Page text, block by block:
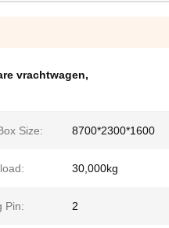
vrachtwagen,
Size: 8700*2300*1600
30,000kg
Pin: 2